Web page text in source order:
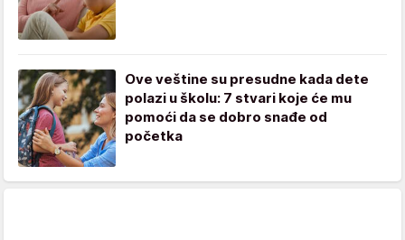
Ove veštine su presudne kada dete
polazi u školu: 7 stvari koje će mu
pomoći da se dobro snađe od
početka